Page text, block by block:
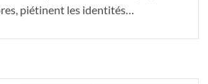
piétinent les identités…